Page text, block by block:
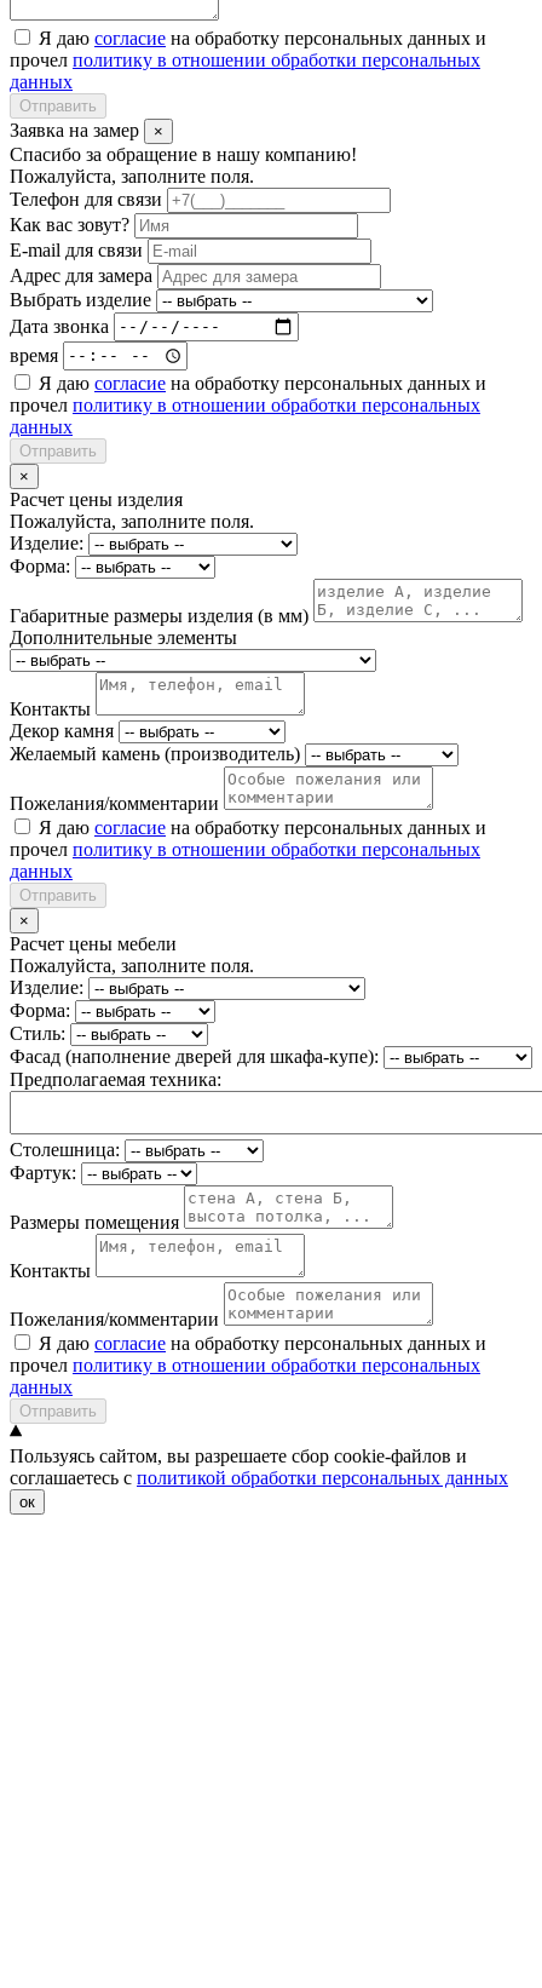
Я даю согласие на обработку персональных данных и
прочел политику в отношении обработки персональных
данных
Отправить
Заявка на замер ×
Спасибо за обращение в нашу компанию!
Пожалуйста, заполните поля.
Телефон для связи
Как вас зовут?
E-mail для связи
Адрес для замера
Выбрать изделие
Дата звонка
время
Я даю согласие на обработку персональных данных и
прочел политику в отношении обработки персональных
данных
Отправить
×
Расчет цены изделия
Пожалуйста, заполните поля.
Изделие:
Форма:
Габаритные размеры изделия (в мм)
Дополнительные элементы
Контакты
Декор камня
Желаемый камень (производитель)
Пожелания/комментарии
Я даю согласие на обработку персональных данных и
прочел политику в отношении обработки персональных
данных
Отправить
×
Расчет цены мебели
Пожалуйста, заполните поля.
Изделие:
Форма:
Стиль:
Фасад (наполнение дверей для шкафа-купе):
Предполагаемая техника:
Столешница:
Фартук:
Размеры помещения
Контакты
Пожелания/комментарии
Я даю согласие на обработку персональных данных и
прочел политику в отношении обработки персональных
данных
Отправить
Пользуясь сайтом, вы разрешаете сбор cookie-файлов и
соглашаетесь с политикой обработки персональных данных
ок